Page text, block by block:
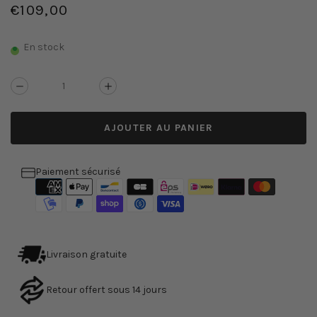
€109,00
/
UNITAIRE
En stock
Réduire
quantité
Table
vintage
Augmenter
quantité
de
Table
vintage
AJOUTER AU PANIER
Paiement sécurisé
Livraison gratuite
Retour offert sous 14 jours